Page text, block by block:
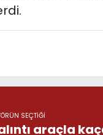
SEÇTIĞI
araçla